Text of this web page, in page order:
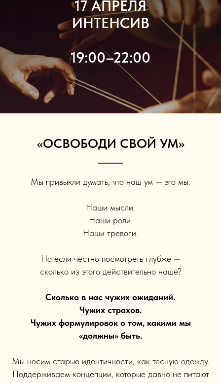
17 АПРЕЛЯ
ИНТЕНСИВ
19:00–22:00
«ОСВОБОДИ СВОЙ УМ»
Мы привыкли думать, что наш ум — это мы.
Наши мысли.
Наши роли.
Наши тревоги.
Но если честно посмотреть глубже —
сколько из этого действительно наше?
Сколько в нас чужих ожиданий.
Чужих страхов.
Чужих формулировок о том, какими мы
«должны» быть.
Мы носим старые идентичности, как тесную одежду.
Поддерживаем концепции, которые давно не питают